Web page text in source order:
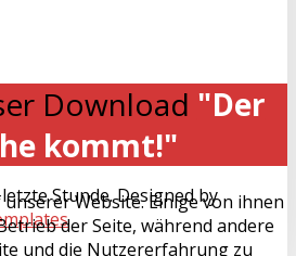
Download "Der
kommt!"
Stunde. Designed by
Website. Einige von ihnen
der Seite, während andere
und die Nutzererfahrung zu